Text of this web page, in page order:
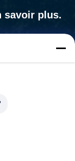
savoir plus.
de machines,
sont notre
ville de Ruian,